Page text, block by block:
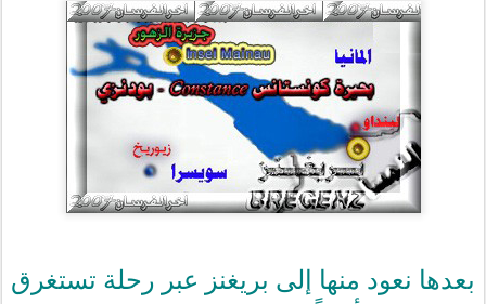
بعدها نعود منها إلى بريغنز عبر رحلة تستغرق